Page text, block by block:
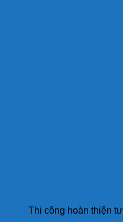
Thi công hoàn thiện